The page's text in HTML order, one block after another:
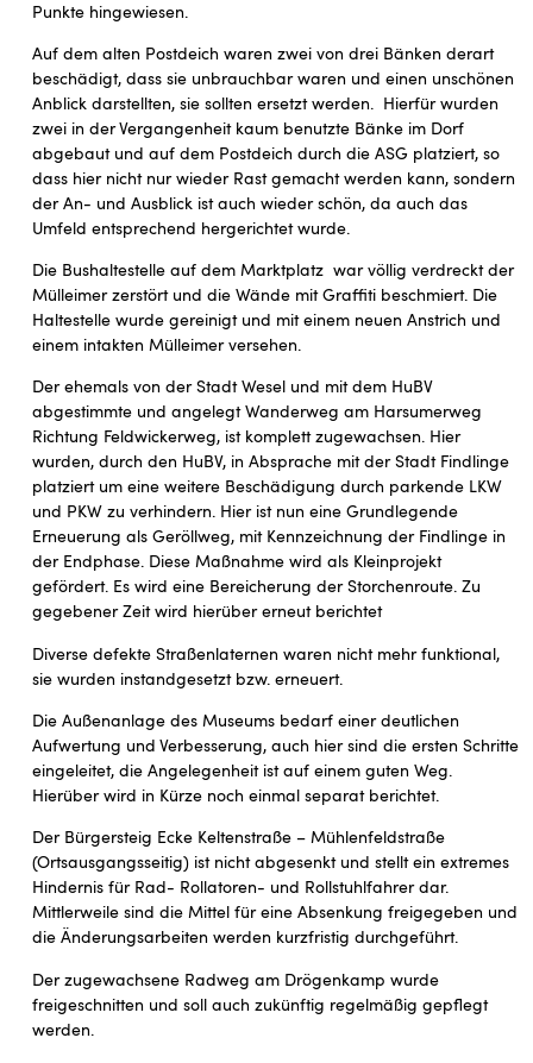
Punkte hingewiesen.
Auf dem alten Postdeich waren zwei von drei Bänken derart
beschädigt, dass sie unbrauchbar waren und einen unschönen
Anblick darstellten, sie sollten ersetzt werden. Hierfür wurden
zwei in der Vergangenheit kaum benutzte Bänke im Dorf
abgebaut und auf dem Postdeich durch die ASG platziert, so
dass hier nicht nur wieder Rast gemacht werden kann, sondern
der An- und Ausblick ist auch wieder schön, da auch das
Umfeld entsprechend hergerichtet wurde.
Die Bushaltestelle auf dem Marktplatz war völlig verdreckt der
Mülleimer zerstört und die Wände mit Graffiti beschmiert. Die
Haltestelle wurde gereinigt und mit einem neuen Anstrich und
einem intakten Mülleimer versehen.
Der ehemals von der Stadt Wesel und mit dem HuBV
abgestimmte und angelegt Wanderweg am Harsumerweg
Richtung Feldwickerweg, ist komplett zugewachsen. Hier
wurden, durch den HuBV, in Absprache mit der Stadt Findlinge
platziert um eine weitere Beschädigung durch parkende LKW
und PKW zu verhindern. Hier ist nun eine Grundlegende
Erneuerung als Geröllweg, mit Kennzeichnung der Findlinge in
der Endphase. Diese Maßnahme wird als Kleinprojekt
gefördert. Es wird eine Bereicherung der Storchenroute. Zu
gegebener Zeit wird hierüber erneut berichtet
Diverse defekte Straßenlaternen waren nicht mehr funktional,
sie wurden instandgesetzt bzw. erneuert.
Die Außenanlage des Museums bedarf einer deutlichen
Aufwertung und Verbesserung, auch hier sind die ersten Schritte
eingeleitet, die Angelegenheit ist auf einem guten Weg.
Hierüber wird in Kürze noch einmal separat berichtet.
Der Bürgersteig Ecke Keltenstraße – Mühlenfeldstraße
(Ortsausgangsseitig) ist nicht abgesenkt und stellt ein extremes
Hindernis für Rad- Rollatoren- und Rollstuhlfahrer dar.
Mittlerweile sind die Mittel für eine Absenkung freigegeben und
die Änderungsarbeiten werden kurzfristig durchgeführt.
Der zugewachsene Radweg am Drögenkamp wurde
freigeschnitten und soll auch zukünftig regelmäßig gepflegt
werden.